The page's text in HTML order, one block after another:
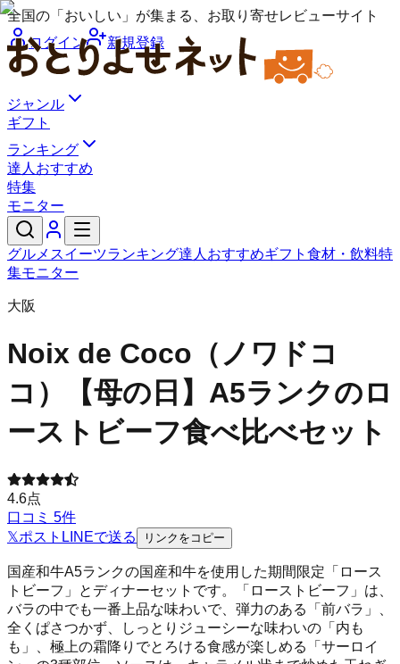
全国の「おいしい」が集まる、お取り寄せレビューサイト
ログイン
新規登録
ジャンル
ギフト
ランキング
達人おすすめ
特集
モニター
グルメ スイーツランキング達人おすすめギフト 食材・飲料特
集モニター
大阪
Noix de Coco（ノワドコ
コ）
【母の日】A5ランクのロ
ーストビーフ食べ比べセット
4.6点
口コミ 5件
𝕏ポスト LINEで送る リンクをコピー
国産和牛A5ランクの国産和牛を使用した期間限定「ロース
トビーフ」とディナーセットです。「ローストビーフ」は、
バラの中でも一番上品な味わいで、弾力のある「前バラ」、
全くぱさつかず、しっとりジューシーな味わいの「内も
も」、極上の霜降りでとろける食感が楽しめる「サーロイ